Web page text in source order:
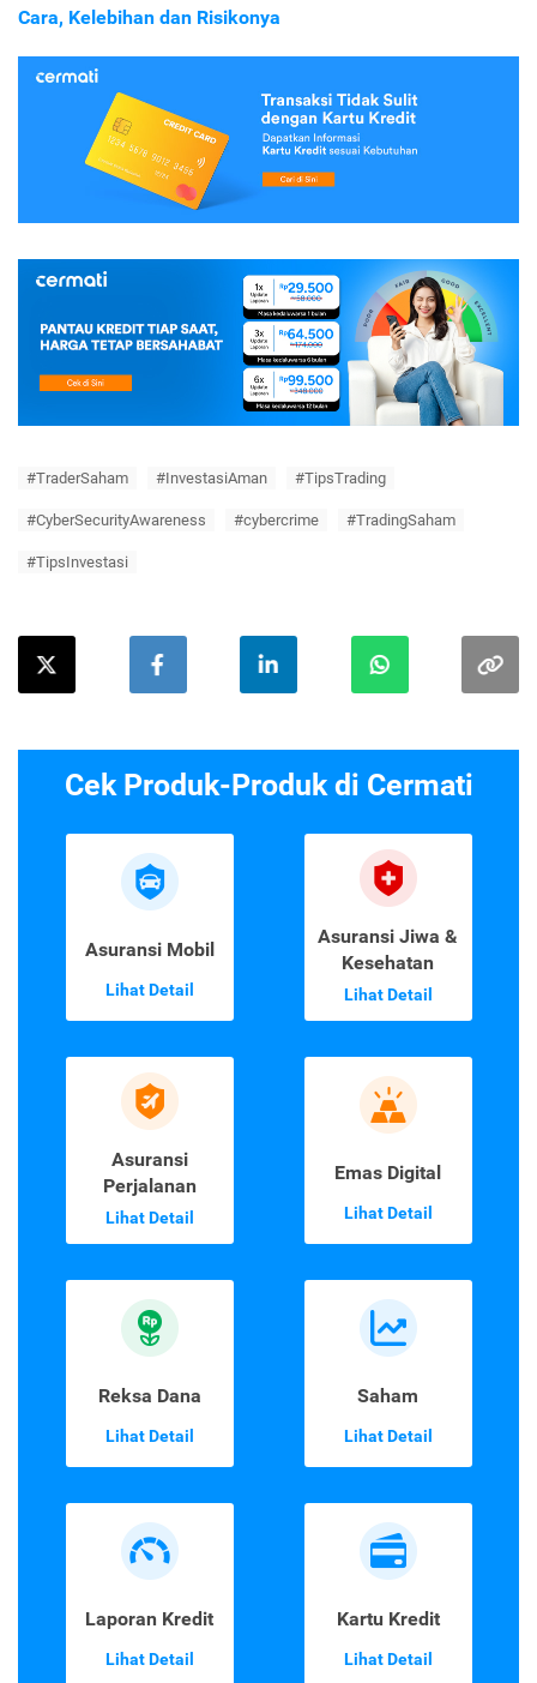
Cara, Kelebihan dan Risikonya
#TraderSaham #InvestasiAman #TipsTrading
#CyberSecurityAwareness #cybercrime #TradingSaham
#TipsInvestasi
Cek Produk-Produk di Cermati
Asuransi Mobil
Lihat Detail
Asuransi Jiwa &
Kesehatan
Lihat Detail
Asuransi
Perjalanan
Lihat Detail
Emas Digital
Lihat Detail
Reksa Dana
Lihat Detail
Saham
Lihat Detail
Laporan Kredit
Lihat Detail
Kartu Kredit
Lihat Detail